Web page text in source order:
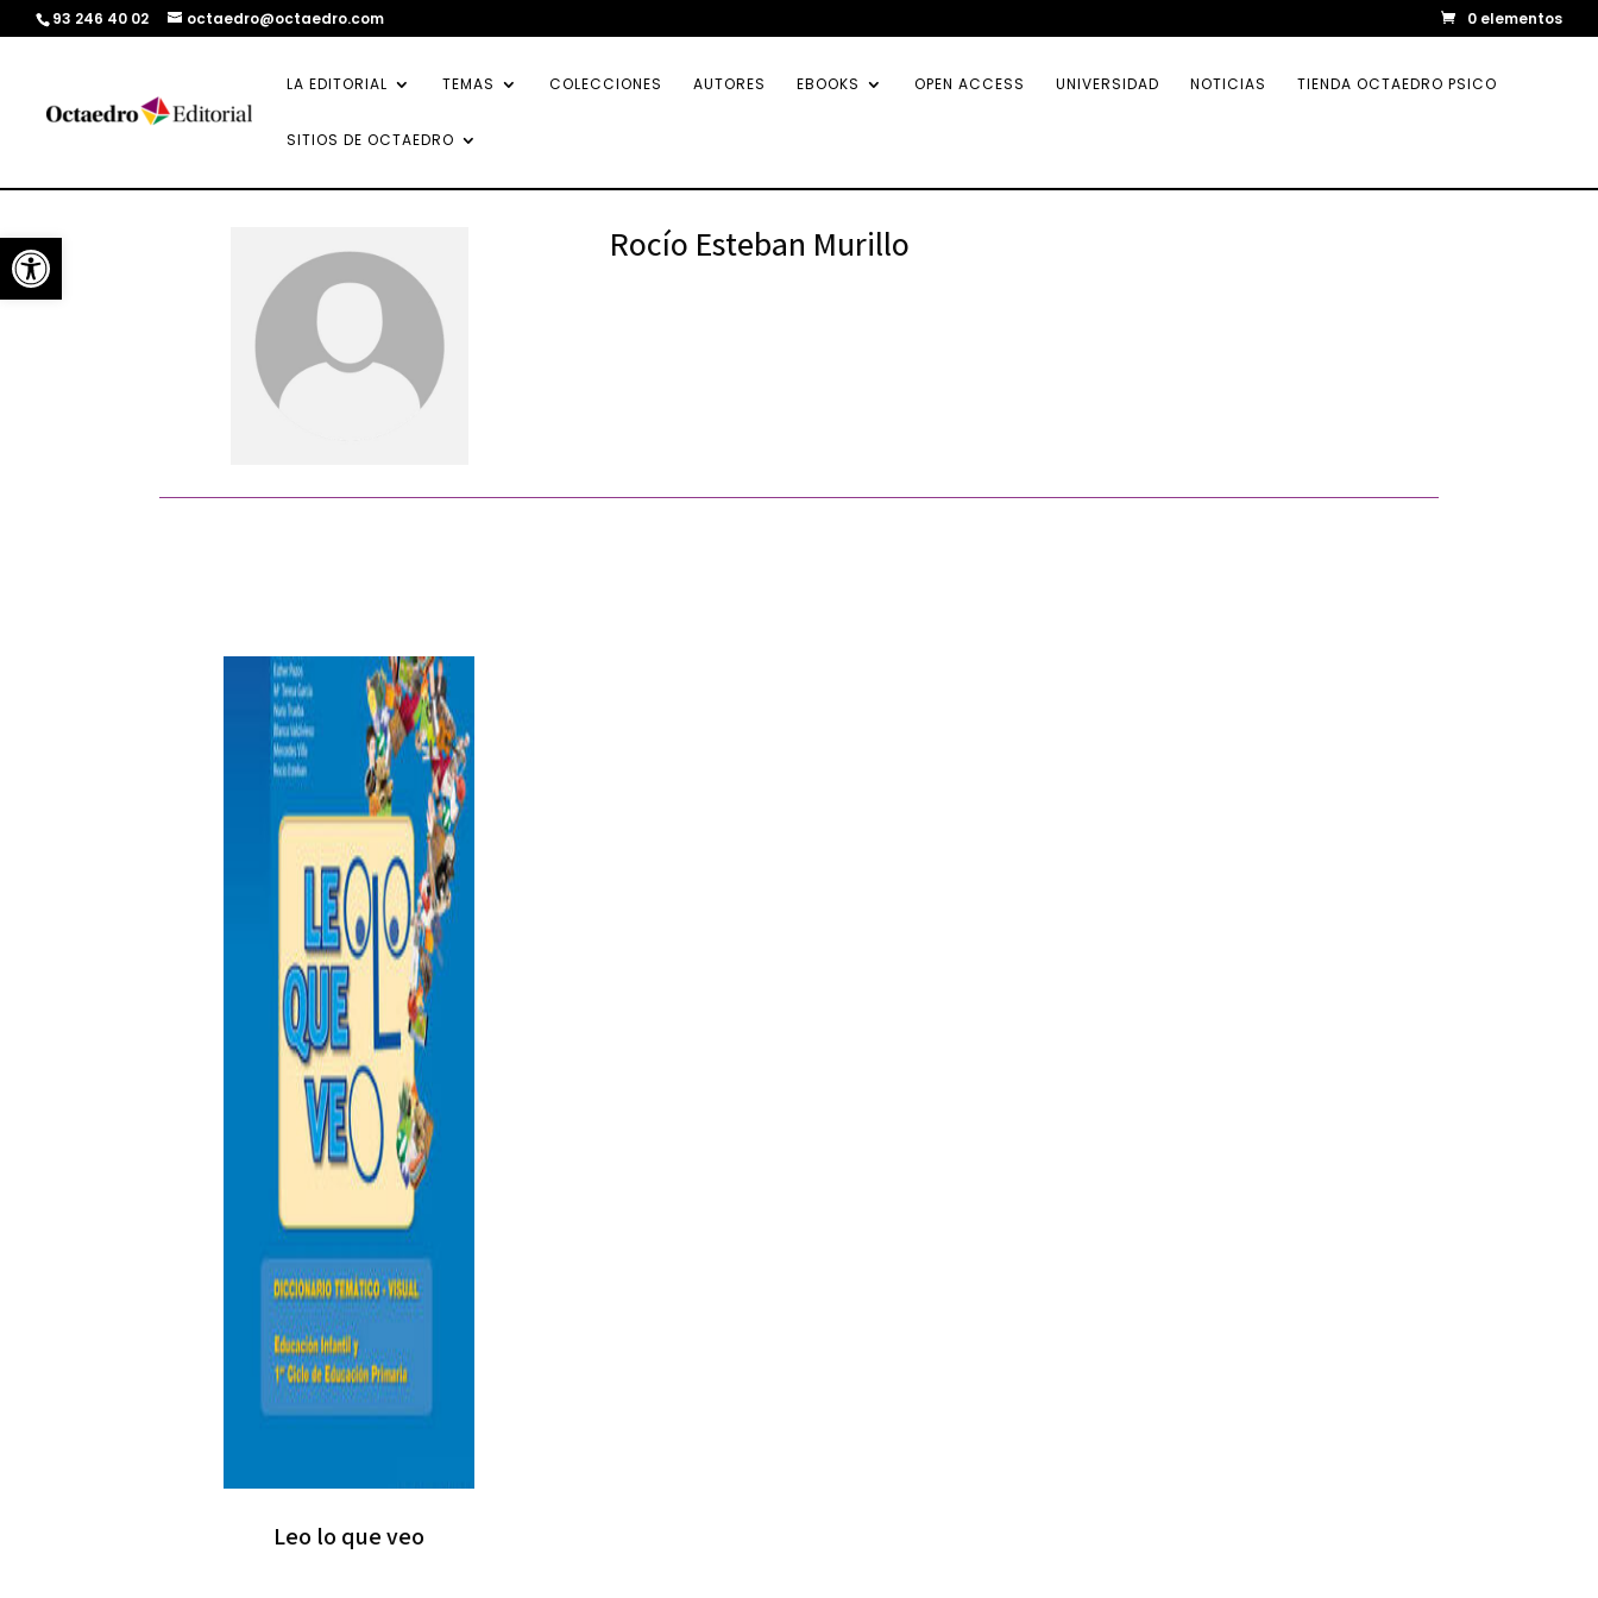
Abrir barra de herramientas
93 246 40 02 octaedro@octaedro.com 0 elementos
LA EDITORIAL TEMAS COLECCIONES AUTORES EBOOKS OPEN ACCESS UNIVERSIDAD NOTICIAS TIENDA OCTAEDRO PSICO
SITIOS DE OCTAEDRO
Rocío Esteban Murillo
Leo lo que veo